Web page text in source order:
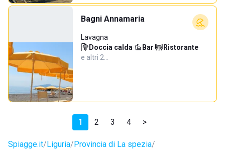
Bagni Annamaria
Lavagna
Doccia calda· Bar· Ristorante·
e altri 2…
1 2 3 4 >
Spiagge.it Liguria Provincia di La spezia